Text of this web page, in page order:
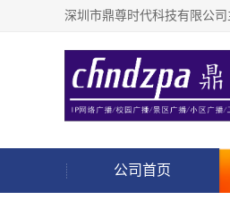
公司首页